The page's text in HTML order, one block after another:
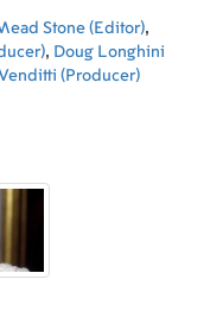
Stone (Editor),
, Doug Longhini
(Producer)